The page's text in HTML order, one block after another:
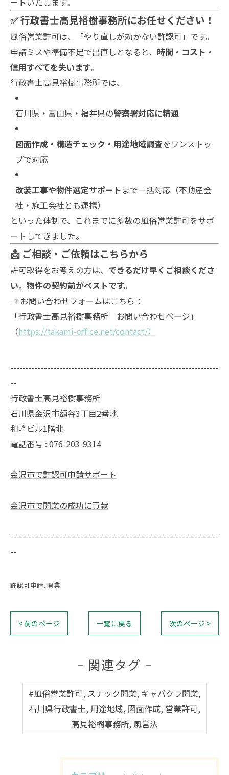
✅ 行政書士高見裕樹事務所にお任せください！
風俗営業許可は、「やり直しが効かない許認可」です。
申請ミスや準備不足で出直しとなると、 時間・コスト・
信用すべてを失います。
行政書士高見裕樹事務所では、
石川県・富山県・福井県の警察署対応に精通
図面作成・構造チェック・用途地域調査をワンストッ
プで対応
改装工事や物件選定サポート まで一括対応（不動産会
社・施工会社とも連携）
といった体制で、これまでに多数の風俗営業許可をサポ
ートしてきました。
📩 ご相談・ご依頼はこちらから
許可取得をお考えの方は、 できるだけ早くご相談くださ
い。物件の契約前がベストです。
→ お問い合わせフォームはこちら：
「行政書士高見裕樹事務所 お問い合わせページ」
（https://takami-office.net/contact/）
--------------------------------------------------------------------
--
行政書士高見裕樹事務所
石川県金沢市額谷3丁目2番地
和峰ビル1階北
電話番号 : 076-203-9314
金沢市で許認可申請サポート
金沢市で開業の成功に貢献
--------------------------------------------------------------------
--
許認可申請 開業
< 前のページ 一覧に戻る 次のページ >
関連タグ
#風俗営業許可, スナック開業, キャバクラ開業,
石川県行政書士, 用途地域, 図面作成, 営業許可,
高見裕樹事務所, 風営法